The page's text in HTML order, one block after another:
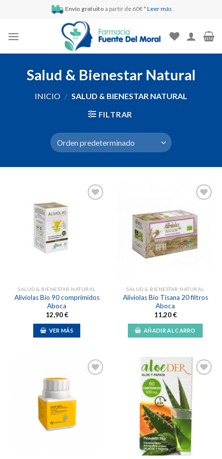
Envío gratuito a partir de 60€ * Leer más
Salud & Bienestar Natural
INICIO / SALUD & BIENESTAR NATURAL
FILTRAR
SALUD & BIENESTAR NATURAL
Aliviolas Bio 90 comprimidos
Aboca
12,90€
VER MÁS
Añadir
a la
lista de
deseos
SALUD & BIENESTAR NATURAL
Aliviolas Bio Tisana 20 filtros
Aboca
11,20€
AÑADIR AL CARRO
lista de
deseos